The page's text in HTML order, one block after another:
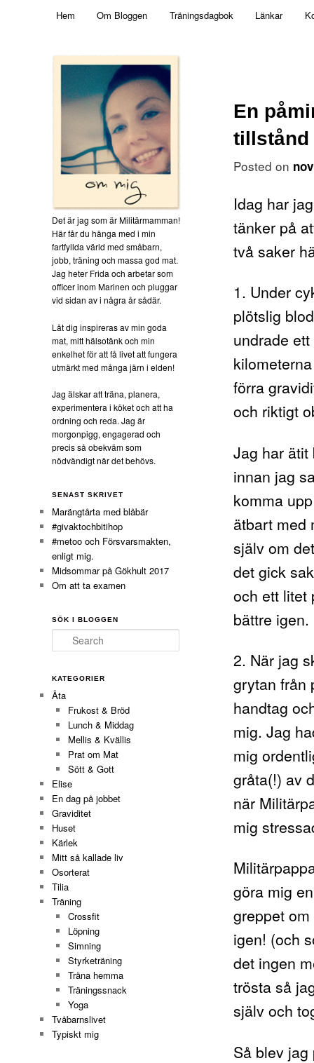
Militärmamman
Skip to primary content
Hem Om Bloggen Träningsdagbok Länkar
En
tillstånd
Posted on
Idag har
tänker på
två saker
1. Under
plötslig
undrade
förra
och riktigt
Jag har
innan jag
komma
ätbart med
själv om
det gick
och ett litet
bättre
2. När jag
grytan från
handtag
mig. Jag
mig
gråta(!) av
när
mig
göra mig
greppet
igen! (och
det ingen
trösta så
själv och
Så blev
Det är jag som är Militärmamman!
Här får du hänga med i min
fartfyllda värld med småbarn,
jobb, träning och massa god mat.
Jag heter Frida och arbetar som
officer inom Marinen och pluggar
vid sidan av i några år sådär.
Låt dig inspireras av min goda
mat, mitt hälsotänk och min
enkelhet för att få livet att fungera
utmärkt med många järn i elden!
Jag älskar att träna, planera,
experimentera i köket och att ha
ordning och reda. Jag är
morgonpigg, engagerad och
precis så obekväm som
nödvändigt när det behövs.
SENAST SKRIVET
Marängtårta med blåbär
#givaktochbitihop
#metoo och Försvarsmakten,
enligt mig.
Midsommar på Gökhult 2017
Om att ta examen
SÖK I BLOGGEN
Search
KATEGORIER
Äta
Frukost & Bröd
Lunch & Middag
Mellis & Kvällis
Prat om Mat
Sött & Gott
Elise
En dag på jobbet
Graviditet
Huset
Kärlek
Mitt så kallade liv
Osorterat
Tilia
Träning
Crossfit
Löpning
Simning
Styrketräning
Träna hemma
Träningssnack
Yoga
Tvåbarnslivet
Typiskt mig